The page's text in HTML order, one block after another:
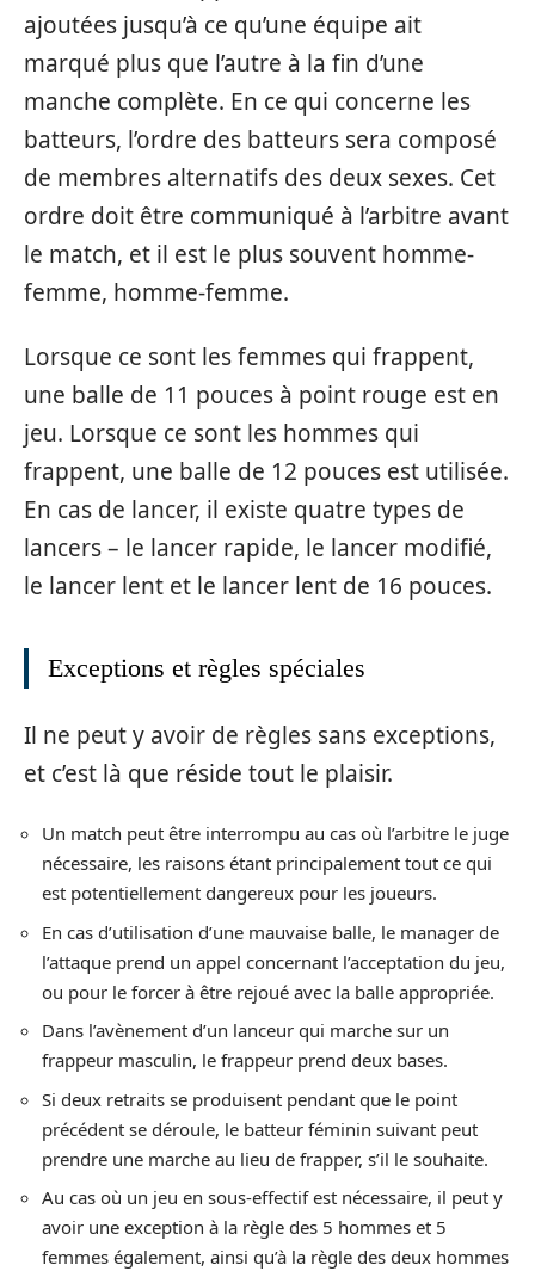
ajoutées jusqu’à ce qu’une équipe ait
marqué plus que l’autre à la fin d’une
manche complète. En ce qui concerne les
batteurs, l’ordre des batteurs sera composé
de membres alternatifs des deux sexes. Cet
ordre doit être communiqué à l’arbitre avant
le match, et il est le plus souvent homme-
femme, homme-femme.
Lorsque ce sont les femmes qui frappent,
une balle de 11 pouces à point rouge est en
jeu. Lorsque ce sont les hommes qui
frappent, une balle de 12 pouces est utilisée.
En cas de lancer, il existe quatre types de
lancers – le lancer rapide, le lancer modifié,
le lancer lent et le lancer lent de 16 pouces.
Exceptions et règles spéciales
Il ne peut y avoir de règles sans exceptions,
et c’est là que réside tout le plaisir.
Un match peut être interrompu au cas où l’arbitre le juge
nécessaire, les raisons étant principalement tout ce qui
est potentiellement dangereux pour les joueurs.
En cas d’utilisation d’une mauvaise balle, le manager de
l’attaque prend un appel concernant l’acceptation du jeu,
ou pour le forcer à être rejoué avec la balle appropriée.
Dans l’avènement d’un lanceur qui marche sur un
frappeur masculin, le frappeur prend deux bases.
Si deux retraits se produisent pendant que le point
précédent se déroule, le batteur féminin suivant peut
prendre une marche au lieu de frapper, s’il le souhaite.
Au cas où un jeu en sous-effectif est nécessaire, il peut y
avoir une exception à la règle des 5 hommes et 5
femmes également, ainsi qu’à la règle des deux hommes